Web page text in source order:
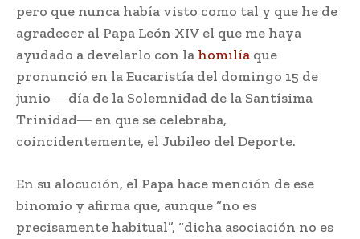
pero que nunca había visto como tal y que he de
agradecer al Papa León XIV el que me haya
ayudado a develarlo con la homilía que
pronunció en la Eucaristía del domingo 15 de
junio ―día de la Solemnidad de la Santísima
Trinidad― en que se celebraba,
coincidentemente, el Jubileo del Deporte.
En su alocución, el Papa hace mención de ese
binomio y afirma que, aunque “no es
precisamente habitual”, “dicha asociación no es